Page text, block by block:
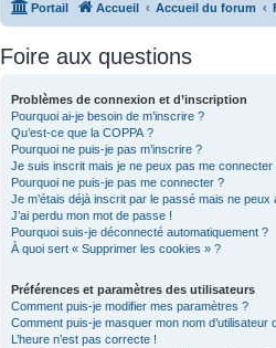
Portail Accueil Accueil du forum
Foire aux questions
Problèmes de connexion et d’inscription
Pourquoi ai-je besoin de m’inscrire ?
Qu’est-ce que la COPPA ?
Pourquoi ne puis-je pas m’inscrire ?
Je suis inscrit mais je ne peux pas me connecter
Pourquoi ne puis-je pas me connecter ?
Je m’étais déjà inscrit par le passé mais ne
J’ai perdu mon mot de passe !
Pourquoi suis-je déconnecté automatiquement ?
À quoi sert « Supprimer les cookies » ?
Préférences et paramètres des utilisateurs
Comment puis-je modifier mes paramètres ?
Comment puis-je masquer mon nom d’utilisateur
L’heure n’est pas correcte !